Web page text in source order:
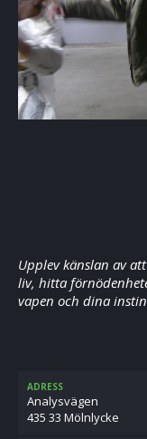
Upplev känslan av
liv, hitta
vapen och dina
ADRESS
Analysvägen
435 33 Mölnlycke